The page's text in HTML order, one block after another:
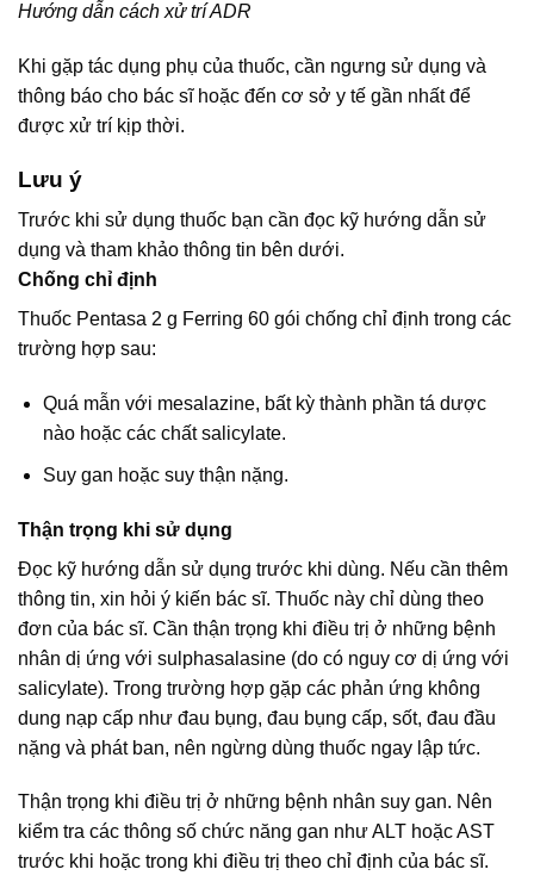
Hướng dẫn cách xử trí ADR
Khi gặp tác dụng phụ của thuốc, cần ngưng sử dụng và
thông báo cho bác sĩ hoặc đến cơ sở y tế gần nhất để
được xử trí kịp thời.
Lưu ý
Trước khi sử dụng thuốc bạn cần đọc kỹ hướng dẫn sử
dụng và tham khảo thông tin bên dưới.
Chống chỉ định
Thuốc Pentasa 2 g Ferring 60 gói chống chỉ định trong các
trường hợp sau:
Quá mẫn với mesalazine, bất kỳ thành phần tá dược
nào hoặc các chất salicylate.
Suy gan hoặc suy thận nặng.
Thận trọng khi sử dụng
Đọc kỹ hướng dẫn sử dụng trước khi dùng. Nếu cần thêm
thông tin, xin hỏi ý kiến bác sĩ. Thuốc này chỉ dùng theo
đơn của bác sĩ. Cần thận trọng khi điều trị ở những bệnh
nhân dị ứng với sulphasalasine (do có nguy cơ dị ứng với
salicylate). Trong trường hợp gặp các phản ứng không
dung nạp cấp như đau bụng, đau bụng cấp, sốt, đau đầu
nặng và phát ban, nên ngừng dùng thuốc ngay lập tức.
Thận trọng khi điều trị ở những bệnh nhân suy gan. Nên
kiểm tra các thông số chức năng gan như ALT hoặc AST
trước khi hoặc trong khi điều trị theo chỉ định của bác sĩ.